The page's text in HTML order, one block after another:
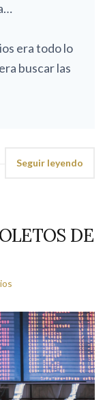
era todo lo
buscar las
Seguir leyendo
DE